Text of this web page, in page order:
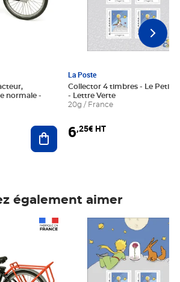
Ajouter au panier
La Poste
Collector 4 timbres - Le Petit
- Lettre Verte
20g / France
6,25€ HT
également aimer
Prix 6,25€ HT